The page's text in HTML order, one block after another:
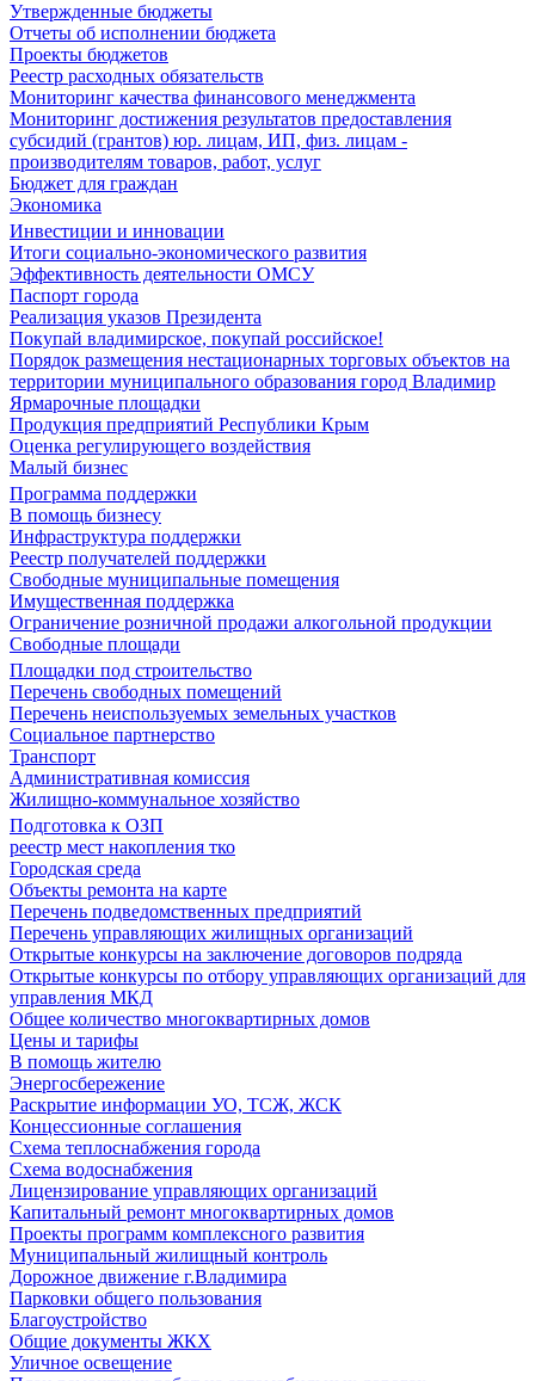
Утвержденные бюджеты
Отчеты об исполнении бюджета
Проекты бюджетов
Реестр расходных обязательств
Мониторинг качества финансового менеджмента
Мониторинг достижения результатов предоставления
субсидий (грантов) юр. лицам, ИП, физ. лицам -
производителям товаров, работ, услуг
Бюджет для граждан
Экономика
Инвестиции и инновации
Итоги социально-экономического развития
Эффективность деятельности ОМСУ
Паспорт города
Реализация указов Президента
Покупай владимирское, покупай российское!
Порядок размещения нестационарных торговых объектов на
территории муниципального образования город Владимир
Ярмарочные площадки
Продукция предприятий Республики Крым
Оценка регулирующего воздействия
Малый бизнес
Программа поддержки
В помощь бизнесу
Инфраструктура поддержки
Реестр получателей поддержки
Свободные муниципальные помещения
Имущественная поддержка
Ограничение розничной продажи алкогольной продукции
Свободные площади
Площадки под строительство
Перечень свободных помещений
Перечень неиспользуемых земельных участков
Социальное партнерство
Транспорт
Административная комиссия
Жилищно-коммунальное хозяйство
Подготовка к ОЗП
реестр мест накопления тко
Городская среда
Объекты ремонта на карте
Перечень подведомственных предприятий
Перечень управляющих жилищных организаций
Открытые конкурсы на заключение договоров подряда
Открытые конкурсы по отбору управляющих организаций для
управления МКД
Общее количество многоквартирных домов
Цены и тарифы
В помощь жителю
Энергосбережение
Раскрытие информации УО, ТСЖ, ЖСК
Концессионные соглашения
Схема теплоснабжения города
Схема водоснабжения
Лицензирование управляющих организаций
Капитальный ремонт многоквартирных домов
Проекты программ комплексного развития
Муниципальный жилищный контроль
Дорожное движение г.Владимира
Парковки общего пользования
Благоустройство
Общие документы ЖКХ
Уличное освещение